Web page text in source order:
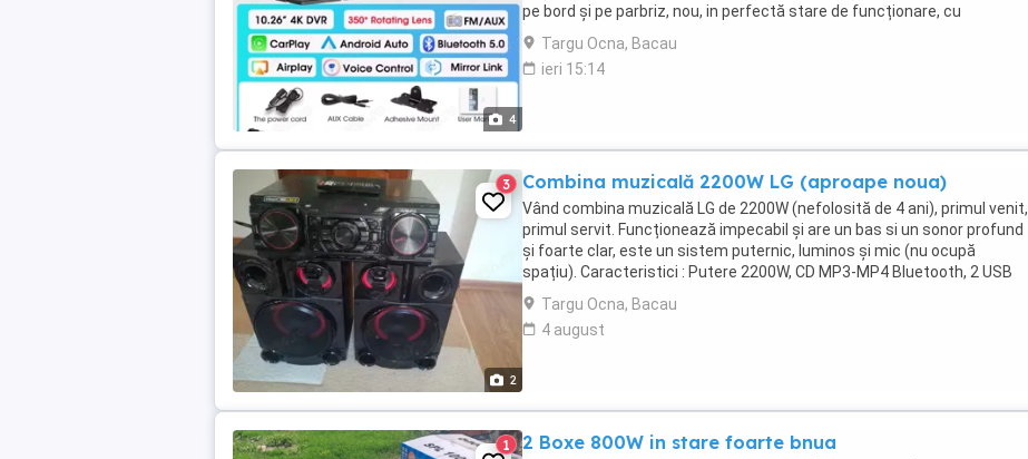
4
pe bord și pe parbriz, nou, in perfectă stare de funcționare, cu
alimentare la bricheta auto, ...
Targu Ocna, Bacau
ieri 15:14
2
3 Combina muzicală 2200W LG (aproape noua)
Vând combina muzicală LG de 2200W (nefolosită de 4 ani), primul venit,
primul servit. Funcționează impecabil și are un bas si un sonor profund
și foarte clar, este un sistem puternic, luminos și mic (nu ocupă
spațiu). Caracteristici : Putere 2200W, CD MP3-MP4 Bluetooth, 2 USB
Auto DJ efect, DJ sharing Karaoke ...
Targu Ocna, Bacau
4 august
1 2 Boxe 800W in stare foarte bnua